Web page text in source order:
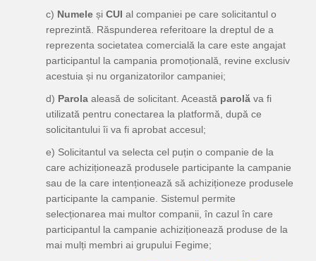
c) Numele și CUI al companiei pe care solicitantul o
reprezintă. Răspunderea referitoare la dreptul de a
reprezenta societatea comercială la care este angajat
participantul la campania promoțională, revine exclusiv
acestuia și nu organizatorilor campaniei;
d) Parola aleasă de solicitant. Această parolă va fi
utilizată pentru conectarea la platformă, după ce
solicitantului îi va fi aprobat accesul;
e) Solicitantul va selecta cel puțin o companie de la
care achiziționează produsele participante la campanie
sau de la care intenționează să achiziționeze produsele
participante la campanie. Sistemul permite
selecționarea mai multor companii, în cazul în care
participantul la campanie achiziționează produse de la
mai mulți membri ai grupului Fegime;